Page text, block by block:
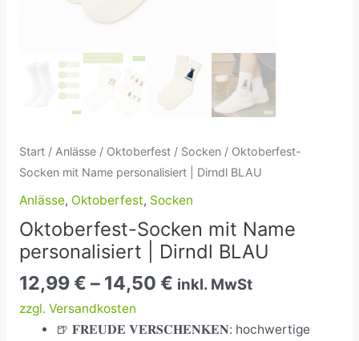
Start/ Anlässe/ Oktoberfest/ Socken/ Oktoberfest-
Socken mit Name personalisiert | Dirndl BLAU
Anlässe, Oktoberfest, Socken
Oktoberfest-Socken mit Name
personalisiert | Dirndl BLAU
12,99€ – 14,50 € inkl. MwSt
zzgl. Versandkosten
🍺 𝐅𝐑𝐄𝐔𝐃𝐄 𝐕𝐄𝐑𝐒𝐂𝐇𝐄𝐍𝐊𝐄𝐍: hochwertige